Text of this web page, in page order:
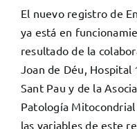
El nuevo registro de
ya está en
resultado de la
Joan de Déu, Hospital
Sant Pau y de la
Patología
las variables de este